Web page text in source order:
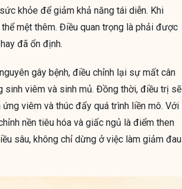
khỏe để giảm khả năng tái diễn. Khi
mệt thêm. Điều quan trọng là phải được
đã ổn định.
gây bệnh, điều chỉnh lại sự mất cân
sinh viêm và sinh mủ. Đồng thời, điều trị sẽ
viêm và thúc đẩy quá trình liền mô. Với
nền tiêu hóa và giấc ngủ là điểm then
sâu, không chỉ dừng ở việc làm giảm đau